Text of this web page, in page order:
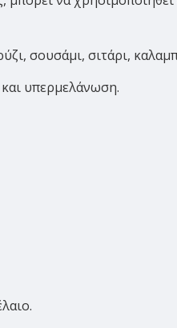
σουσάμι, σιτάρι,
υπερμελάνωση.